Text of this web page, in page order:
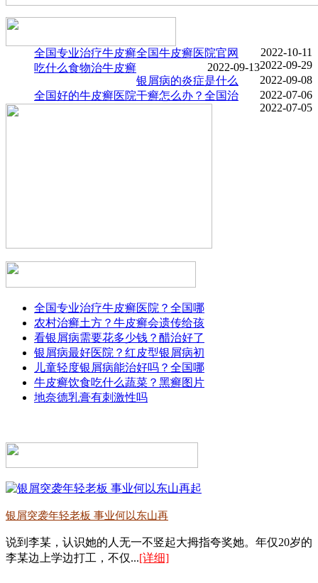
全国专业治疗牛皮癣 2022-10-11
全国牛皮癣医院官网
2022-09-29
吃什么食物治牛皮癣
2022-09-13
银屑病的炎症是什么
2022-09-08
全国好的牛皮癣医院
2022-07-06
干癣怎么办？全国治
2022-07-05
全国专业治疗牛皮癣医院？全国哪
农村治癣土方？牛皮癣会遗传给孩
看银屑病需要花多少钱？醋治好了
银屑病最好医院？红皮型银屑病初
儿童轻度银屑病能治好吗？全国哪
牛皮癣饮食吃什么蔬菜？黑癣图片
地奈德乳膏有刺激性吗
银屑突袭年轻老板 事业何以东山再
说到李某，认识她的人无一不竖起大拇指夸奖她。年仅20岁的
李某边上学边打工，不仅...[详细]